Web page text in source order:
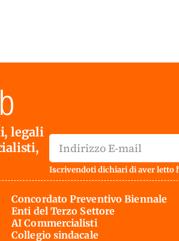
legali
Iscrivendoti dichiari di aver letto
Concordato Preventivo Biennale
Enti del Terzo Settore
AI Commercialisti
Collegio sindacale